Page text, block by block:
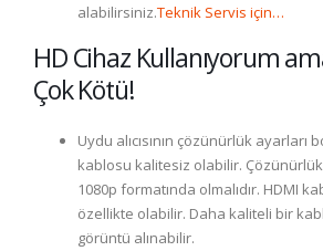
alabilirsiniz.Teknik Servis için…
HD Cihaz Kullanıyorum
Çok Kötü!
Uydu alıcısının çözünürlük ayarları
kablosu kalitesiz olabilir. Çözünürlük
1080p formatında olmalıdır. HDMI
özellikte olabilir. Daha kaliteli bir
görüntü alınabilir.